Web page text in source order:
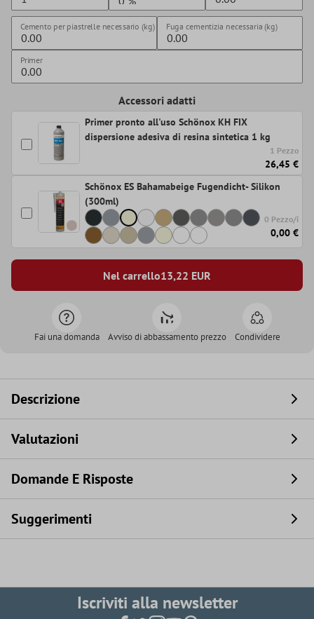
Cemento per piastrelle necessario (kg) Fuga cementizia necessaria (kg)
Primer
Accessori adatti
Primer pronto all'uso Schönox KH FIX
dispersione adesiva di resina sintetica 1 kg
1 Pezzo
26,45 €
Schönox ES Bahamabeige Fugendicht- Silikon
(300ml)
0 Pezzo/i
0,00 €
Nel carrello13,22 EUR
Fai una domanda Avviso di abbassamento prezzo Condividere
Descrizione
Valutazioni
Domande E Risposte
Suggerimenti
Iscriviti alla newsletter